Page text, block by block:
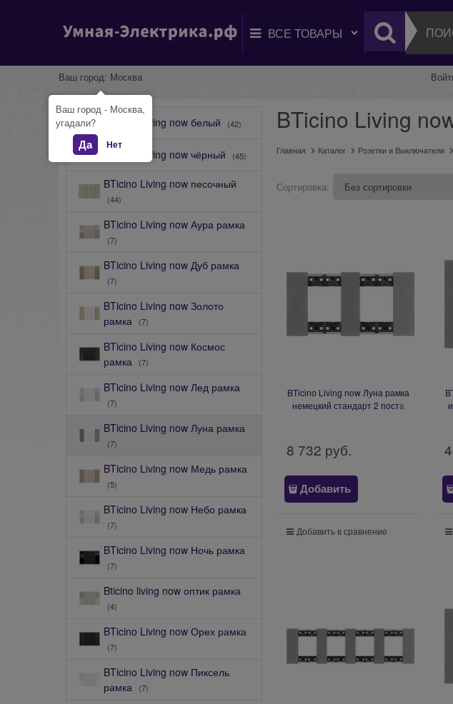
Ваш город: Москва
BTicino Living now белый (42)
BTicino Living now чёрный (45)
BTicino Living now песочный
(44)
BTicino Living now Аура рамка
(7)
BTicino Living now Дуб рамка
(7)
BTicino Living now Золото
рамка
(7)
BTicino Living now Космос
рамка
(7)
BTicino Living now Лед рамка
(7)
BTicino Living now Луна рамка
(7)
BTicino Living now Медь рамка
(5)
BTicino Living now Небо рамка
(7)
BTicino Living now Ночь рамка
(7)
Bticino living now оптик рамка
(4)
BTicino Living now Орех рамка
(7)
BTicino Living now Пиксель
рамка
(7)
BTicino Living
Главная Каталог Розетки и Выключатели
Сортировка:
BTicino Living now Луна рамка
немецкий стандарт 2 поста
8 732 руб.
Добавить
Добавить в сравнение
Ваш город - Москва,
угадали?
Да Нет